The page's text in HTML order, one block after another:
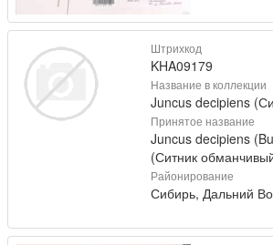
Штрихкод
KHA09179
Название в коллекции
Juncus decipiens
Принятое название
Juncus decipiens
(Ситник
Районирование
Сибирь, Дальний